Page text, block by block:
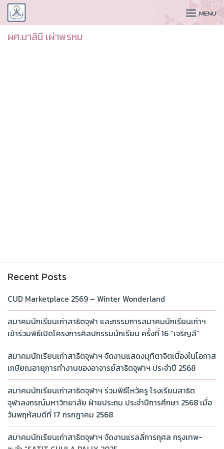
CUDAA MENU
ผศ.มาลินี เผ่าพรหม
Recent Posts
CUD Marketplace 2569 – Winter Wonderland
สมาคมนักเรียนเก่าสาธิตจุฬา และกรรมการสมาคมนักเรียนเก่าฯ
เข้าร่วมพิธีเปิดโครงการศิลปกรรมนักเรียน ครั้งที่ 16 “เจริญสี”
สมาคมนักเรียนเก่าสาธิตจุฬาฯ จัดงานแสดงมุทิตาจิตเนื่องในโอกาส
เกษียณอายุการทำงานของอาจารย์สาธิตจุฬาฯ ประจำปี 2568
สมาคมนักเรียนเก่าสาธิตจุฬาฯ ร่วมพิธีไหว้ครู โรงเรียนสาธิต
จุฬาลงกรณ์มหาวิทยาลัย ฝ่ายประถม ประจำปีการศึกษา 2568 เมื่อ
วันพฤหัสบดีที่ 17 กรกฎาคม 2568
สมาคมนักเรียนเก่าสาธิตจุฬาฯ จัดงานแรลลี่การกุศล กรุงเทพ-